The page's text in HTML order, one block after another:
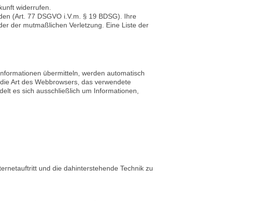
widerrufen.
(Art. 77 DSGVO i.V.m. § 19 BDSG). Ihre
der mutmaßlichen Verletzung. Eine Liste der
übermitteln, werden automatisch
Art des Webbrowsers, das verwendete
es sich ausschließlich um Informationen,
und die dahinterstehende Technik zu